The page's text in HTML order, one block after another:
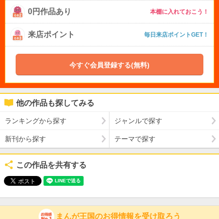
0円作品あり 本棚に入れておこう！
来店ポイント 毎日来店ポイントGET！
今すぐ会員登録する(無料)
他の作品も探してみる
ランキングから探す ジャンルで探す
新刊から探す テーマで探す
この作品を共有する
まんが王国のお得情報を受け取ろう